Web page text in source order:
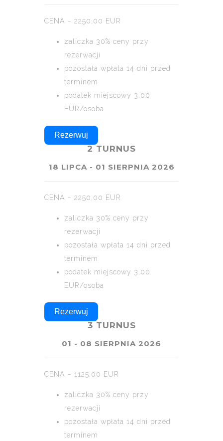
CENA – 2250,00 EUR
zaliczka 30% ceny przy
rezerwacji
pozostała wpłata 14 dni przed
terminem
podatek miejscowy 3,00
EUR/osoba
Rezerwuj
2 TURNUS
18 LIPCA - 01 SIERPNIA 2026
CENA – 2250,00 EUR
zaliczka 30% ceny przy
rezerwacji
pozostała wpłata 14 dni przed
terminem
podatek miejscowy 3,00
EUR/osoba
Rezerwuj
3 TURNUS
01 - 08 SIERPNIA 2026
CENA – 1125,00 EUR
zaliczka 30% ceny przy
rezerwacji
pozostała wpłata 14 dni przed
terminem